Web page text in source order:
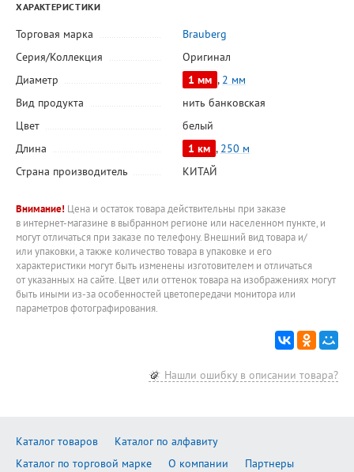
ХАРАКТЕРИСТИКИ
Торговая марка
Brauberg
Серия/Коллекция
Оригинал
Диаметр
1 мм , 2 мм
Вид продукта
нить банковская
Цвет
белый
Длина
1 км , 250 м
Страна производитель
КИТАЙ
Внимание! Цена и остаток товара действительны при заказе
в интернет-магазине в выбранном регионе или населенном пункте, и
могут отличаться при заказе по телефону. Внешний вид товара и/
или упаковки, а также количество товара в упаковке и его
характеристики могут быть изменены изготовителем и отличаться
от указанных на сайте. Цвет или оттенок товара на изображениях могут
быть иными из-за особенностей цветопередачи монитора или
параметров фотографирования.
Нашли ошибку в описании товара?
Каталог товаров
Каталог по алфавиту
Каталог по торговой марке
О компании
Партнеры